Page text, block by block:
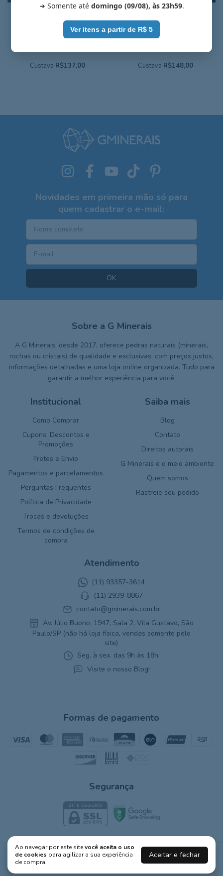
Ao navegar por este sitevocê aceita o uso
de cookies para agilizar a sua experiência
de compra.
Aceitar e fechar
Schalenblenda fluorescente
(esfalerita com outros
minerais) - 4,8 cm - Cód. 2C-
511
Custava R$137,00
Schalenblenda fluorescente
(esfalerita com outros
minerais) - 4,6 cm - Cód. 1C-
510
Custava R$148,00
Novidades em primeira mão só para
quem cadastrar o e-mail:
Sobre a G Minerais
A G Minerais, desde 2017, oferece pedras naturais (minerais,
rochas ou cristais) de qualidade e exclusivas, com preços justos,
informações detalhadas e uma loja online organizada. Tudo para
garantir a melhor experiência para você.
Institucional
Como Comprar
Cupons, Descontos e
Promoções
Fretes e Envio
Pagamentos e parcelamentos
Perguntas Frequentes
Política de Privacidade
Trocas e devoluções
Termos de condições de
compra
Saiba mais
Blog
Contato
Direitos autorais
G Minerais e o meio ambiente
Quem somos
Rastreie seu pedido
Atendimento
(11) 93357-3614
(11) 2939-8867
contato@gminerais.com.br
Av. Júlio Buono, 1947, Sala 2, Vila Gustavo, São
Paulo/SP (não há loja física, vendas somente pelo
site)
Seg. à sex. das 9h às 18h.
Visite o nosso Blog!
Formas de pagamento
Segurança
G Minerais
➜ Somente até domingo (09/08), às 23h59.
Ver itens a partir de R$ 5